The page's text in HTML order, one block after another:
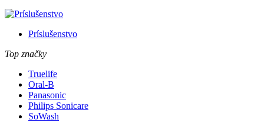
Príslušenstvo
Top značky
Truelife
Oral-B
Panasonic
Philips Sonicare
SoWash